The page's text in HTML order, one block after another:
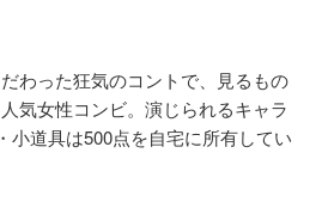
わった狂気のコントで、見るもの
気女性コンビ。演じられるキャラ
小道具は500点を自宅に所有してい